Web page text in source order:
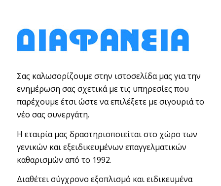
Σας καλωσορίζουμε στην ιστοσελίδα μας για την
ενημέρωση σας σχετικά με τις υπηρεσίες που
παρέχουμε έτσι ώστε να επιλέξετε με σιγουριά το
νέο σας συνεργάτη.
Η εταιρία μας δραστηριοποιείται στο χώρο των
γενικών και εξειδικευμένων επαγγελματικών
καθαρισμών από το 1992.
Διαθέτει σύγχρονο εξοπλισμό και ειδικευμένα